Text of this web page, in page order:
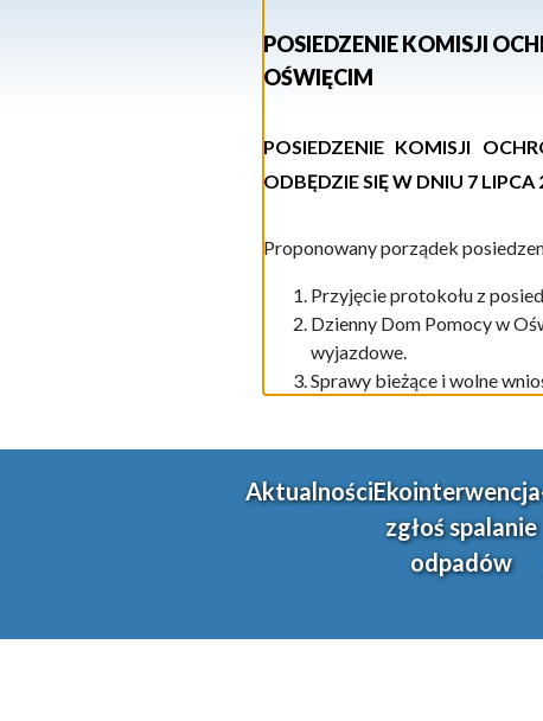
POSIEDZENIE KOMISJI
OŚWIĘCIM
POSIEDZENIE KOMISJI
ODBĘDZIE SIĘ W DNIU 7 LIPCA
Proponowany porządek
Przyjęcie protokołu z
Dzienny Dom Pomocy w
wyjazdowe.
Sprawy bieżące i wolne
Aktualności
zgłoś spalanie
odpadów